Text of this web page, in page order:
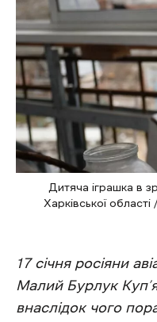
Дитяча іграшка в
Харківської
17 січня росіяни
Малий Бурлук
внаслідок чого